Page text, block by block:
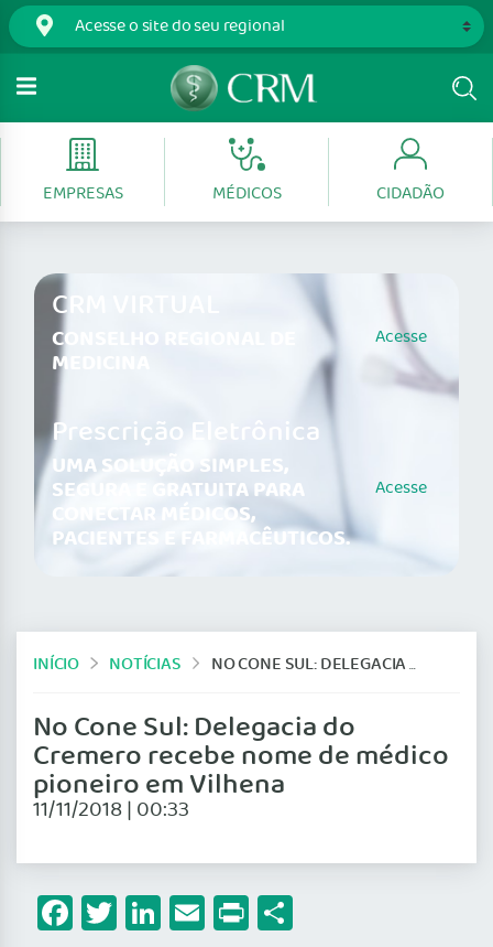
EMPRESAS MÉDICOS CIDADÃO
CRM VIRTUAL
CONSELHO REGIONAL DE
MEDICINA
Acesse
Prescrição Eletrônica
UMA SOLUÇÃO SIMPLES,
SEGURA E GRATUITA PARA
CONECTAR MÉDICOS,
PACIENTES E FARMACÊUTICOS.
Acesse
INÍCIO NOTÍCIAS NO CONE SUL: DELEGACIA DO CREMERO RECEBE NOME DE MÉDICO PIONEIRO EM VILHENA
No Cone Sul: Delegacia do
Cremero recebe nome de médico
pioneiro em Vilhena
11/11/2018 | 00:33
Facebook
Twitter
LinkedIn
Email
Print